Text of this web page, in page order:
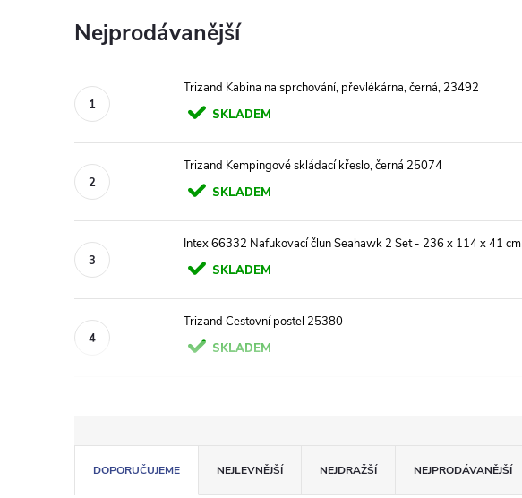
Nejprodávanější
Trizand Kabina na sprchování, převlékárna, černá, 23492
SKLADEM
Trizand Kempingové skládací křeslo, černá 25074
SKLADEM
Intex 66332 Nafukovací člun Seahawk 2 Set - 236 x 114 x 41 cm
SKLADEM
Trizand Cestovní postel 25380
SKLADEM
ŘDOPORUČUJEME NEJLEVNĚJŠÍ NEJDRAŽŠÍ NEJPRODÁVANĚJŠÍ